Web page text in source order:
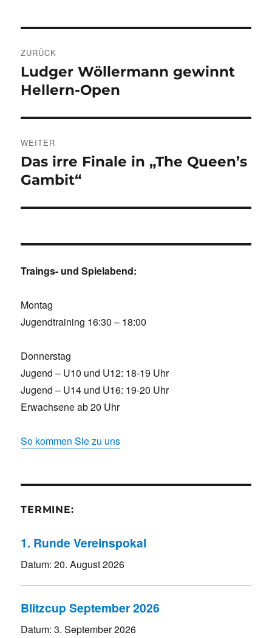
ZURÜCK
Vorheriger
Beitrag:
Ludger Wöllermann gewinnt
Hellern-Open
WEITER
Nächster
Beitrag:
Das irre Finale in „The Queen’s
Gambit“
Traings- und Spielabend:
Montag
Jugendtraining 16:30 – 18:00
Donnerstag
Jugend – U10 und U12: 18-19 Uhr
Jugend – U14 und U16: 19-20 Uhr
Erwachsene ab 20 Uhr
So kommen Sie zu uns
TERMINE:
1. Runde Vereinspokal
Datum:20. August 2026
Blitzcup September 2026
Datum:3. September 2026